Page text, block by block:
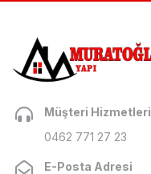
Müşteri Hizmetleri
0462 771 27 23
E-Posta Adresi